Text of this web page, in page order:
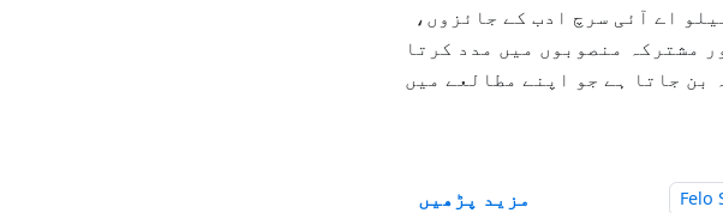
اے آئی سرچ ادب کے جائزوں،
مشترکہ منصوبوں میں مدد کرتا
بن جاتا ہے جو اپنے مطالعے میں
Felo
مزید پڑھیں